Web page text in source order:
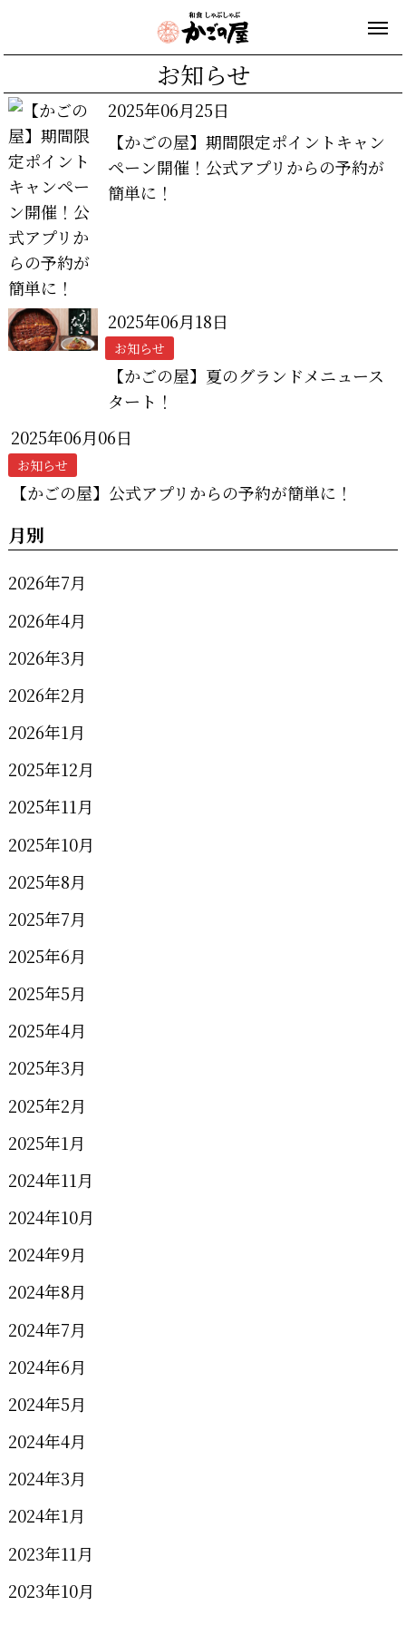
お知らせ
2025年06月25日
【かごの屋】期間限定ポイントキャン
ペーン開催！公式アプリからの予約が
簡単に！
2025年06月18日
お知らせ
【かごの屋】夏のグランドメニュース
タート！
2025年06月06日
お知らせ
【かごの屋】公式アプリからの予約が簡単に！
月別
2026年7月
2026年4月
2026年3月
2026年2月
2026年1月
2025年12月
2025年11月
2025年10月
2025年8月
2025年7月
2025年6月
2025年5月
2025年4月
2025年3月
2025年2月
2025年1月
2024年11月
2024年10月
2024年9月
2024年8月
2024年7月
2024年6月
2024年5月
2024年4月
2024年3月
2024年1月
2023年11月
2023年10月